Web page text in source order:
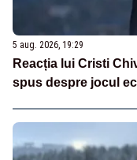
5 aug. 2026, 19:29
Reacția lui Cristi
spus despre jocul